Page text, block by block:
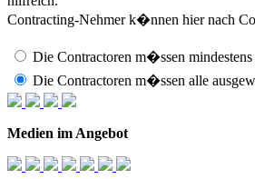
Contracting-Nehmer k�nnen hier nach
Die Contractoren m�ssen
Die Contractoren m�ssen alle
Medien im Angebot